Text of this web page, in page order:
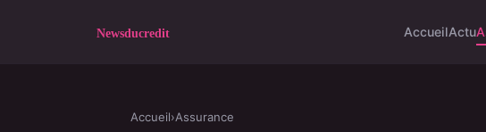
AccueilActu
Accueil›Assurance